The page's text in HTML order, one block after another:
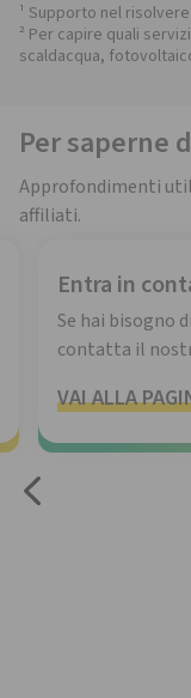
¹ Supporto nel
² Per capire quali
scaldacqua,
Per saperne
Approfondimenti
affiliati.
Entra in
Se hai bisogno
contatta il
VAI ALLA